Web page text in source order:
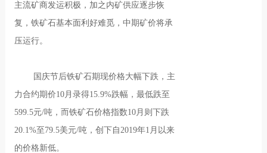
主流矿商发运积极，加之内矿供应逐步恢
复，铁矿石基本面利好难觅，中期矿价将承
压运行。
国庆节后铁矿石期现价格大幅下跌，主
力合约期价10月录得15.9%跌幅，最低跌至
599.5元/吨，而铁矿石价格指数10月则下跌
20.1%至79.5美元/吨，创下自2019年1月以来
的价格新低。